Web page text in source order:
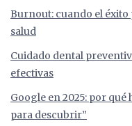
Burnout: cuando el
salud
Cuidado dental
efectivas
Google en 2025: por
para descubrir”